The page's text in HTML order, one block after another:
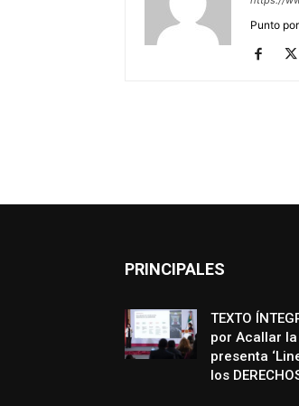
Punto
PRINCIPALES
TEXTO
por Acallar la
presenta
los